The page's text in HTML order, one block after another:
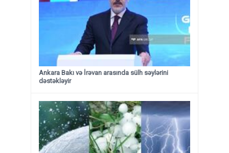
Ankara Bakı və İrəvan arasında sülh səylərini
dəstəkləyir